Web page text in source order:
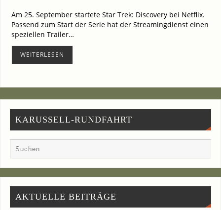
Am 25. Sep­tem­ber star­te­te Star Trek: Dis­co­very bei Net­flix.
Pas­send zum Start der Serie hat der Strea­ming­dienst einen
spe­zi­el­len Trai­ler…
WEI­TER­LE­SEN
KARUSSELL-RUNDFAHRT
AKTU­EL­LE BEITRÄGE